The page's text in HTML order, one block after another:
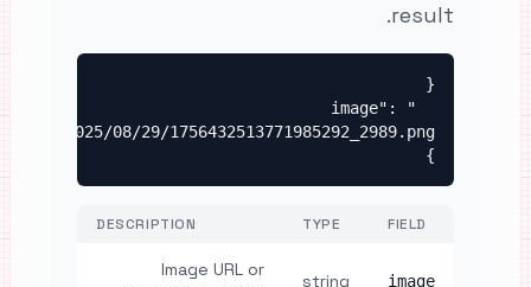
result.
  "image":
}
FIELD
TYPE
DESCRIPTION
image
string
Image URL or